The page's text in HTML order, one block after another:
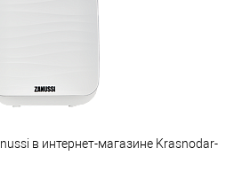
в интернет-магазине Krasnodar-